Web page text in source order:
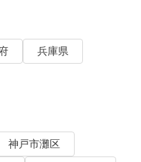
兵庫県
神戸市灘区